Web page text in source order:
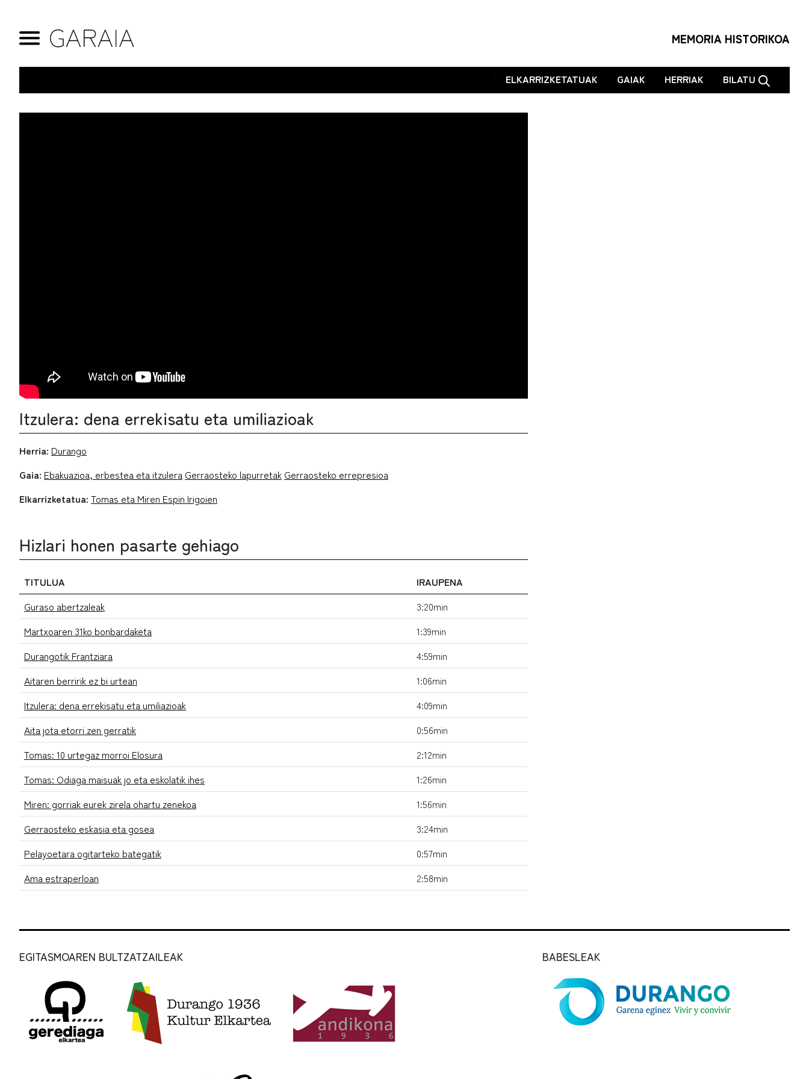
MEMORIA HISTORIKOA
. ELKARRIZKETATUAK GAIAK HERRIAK BILATU
Itzulera: dena errekisatu eta umiliazioak
Herria: Durango
Gaia: Ebakuazioa, erbestea eta itzulera Gerraosteko lapurretak Gerraosteko errepresioa
Elkarrizketatua: Tomas eta Miren Espin Irigoien
Hizlari honen pasarte gehiago
TITULUA
IRAUPENA
Guraso abertzaleak
3:20min
Martxoaren 31ko bonbardaketa
1:39min
Durangotik Frantziara
4:59min
Aitaren berririk ez bi urtean
1:06min
Itzulera: dena errekisatu eta umiliazioak
4:09min
Aita jota etorri zen gerratik
0:56min
Tomas: 10 urtegaz morroi Elosura
2:12min
Tomas: Odiaga maisuak jo eta eskolatik ihes
1:26min
Miren: gorriak eurek zirela ohartu zenekoa
1:56min
Gerraosteko eskasia eta gosea
3:24min
Pelayoetara ogitarteko bategatik
0:57min
Ama estraperloan
2:58min
EGITASMOAREN BULTZATZAILEAK BABESLEAK